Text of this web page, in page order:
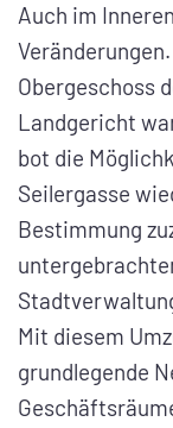
Auch im
Obergeschoss
Landgericht
bot die
Seilergasse
Bestimmung
Mit diesem
grundlegende